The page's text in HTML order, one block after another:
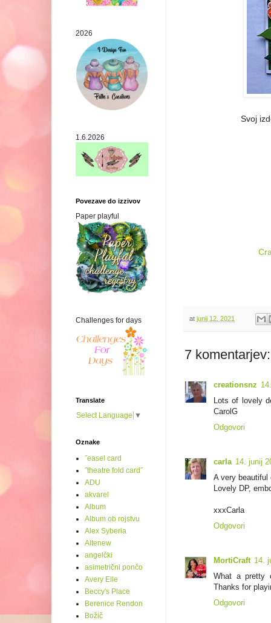
Svoj
at junij 12, 2021
7 komentarjev:
creationsnz
Lots of lovely
CarolG
Odgovori
carla 14. junij
A very beautiful
Lovely DP,
xxxCarla
Odgovori
MortiCraft 14.
What a pretty
Thanks for
Odgovori
2026
1.6.2026
Povezave do izzivov
Paper playful
Challenges for days
Translate
Select Language ▼
Oznake
˝easel card
˝theatre fold card˝
ADU
akvarel
Album
Album ob rojstvu
Alex Syberia
Altenew
angelčki
asimetrični pončo
Avery Elle
Beccy's Place
Berenice Rendon
Božič